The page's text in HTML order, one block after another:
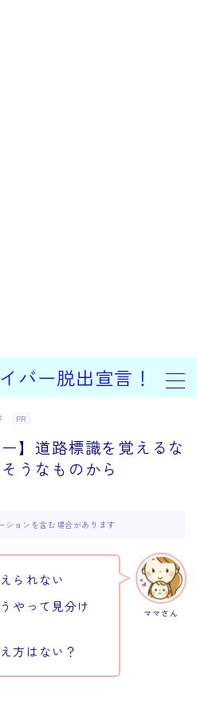
バー脱出宣言！
PR
】道路標識を覚えるな
うなものから
ションを含む場合があります
ママさん
られない
やって見分け
方はない？